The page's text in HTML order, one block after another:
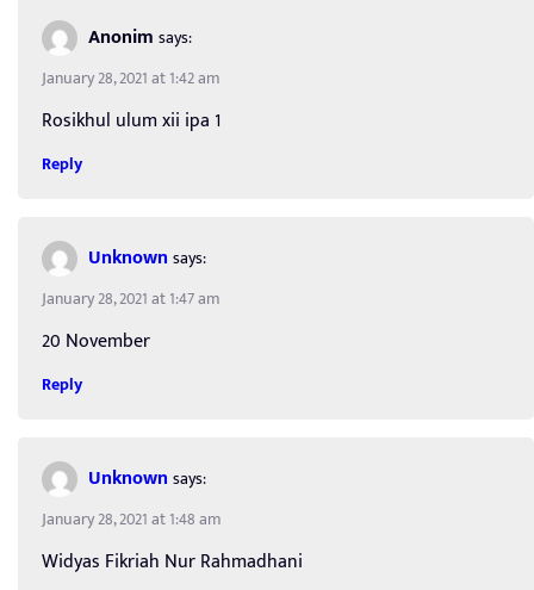
Anonim says:
January 28, 2021 at 1:42 am
Rosikhul ulum xii ipa 1
Reply
Unknown says:
January 28, 2021 at 1:47 am
20 November
Reply
Unknown says:
January 28, 2021 at 1:48 am
Widyas Fikriah Nur Rahmadhani